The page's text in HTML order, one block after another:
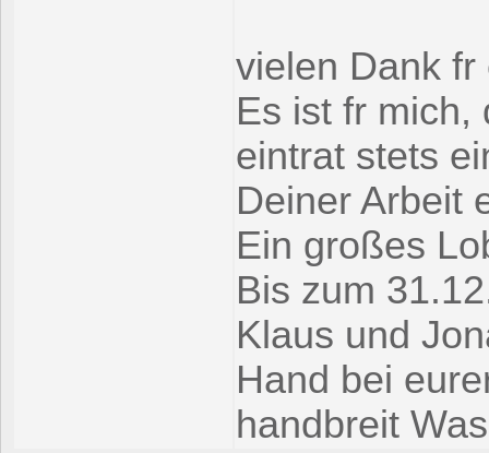
vielen Dank fr
Es ist fr mich,
eintrat stets
Deiner Arbeit
Ein großes
Bis zum
Klaus und
Hand bei
handbreit